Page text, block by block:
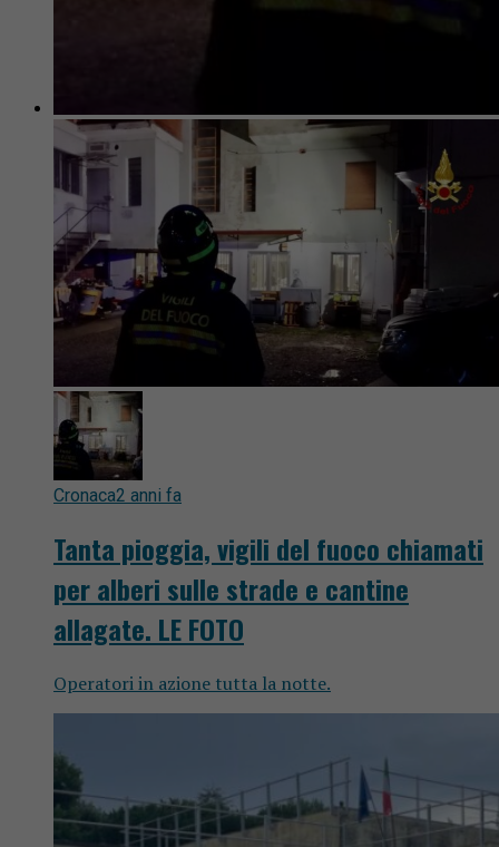
Cronaca2 anni fa
Tanta pioggia, vigili del fuoco chiamati
per alberi sulle strade e cantine
allagate. LE FOTO
Operatori in azione tutta la notte.